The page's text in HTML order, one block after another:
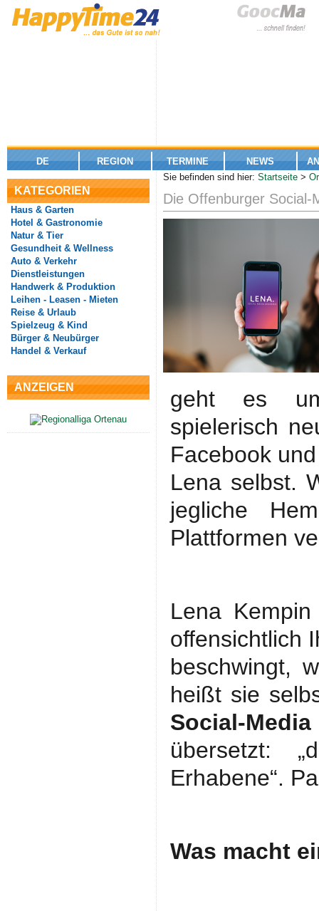
DE REGION TERMINE NEWS
KATEGORIEN
Haus & Garten
Hotel & Gastronomie
Natur & Tier
Gesundheit & Wellness
Auto & Verkehr
Dienstleistungen
Handwerk & Produktion
Leihen - Leasen - Mieten
Reise & Urlaub
Spielzeug & Kind
Bürger & Neubürger
Handel & Verkauf
ANZEIGEN
Sie befinden sind hier: Startseite >
Die Offenburger Social-
geht es
spielerisch
Facebook
Lena selbst.
jegliche
Plattformen
Lena
offensichtlich
beschwingt,
heißt sie
Social-
übersetzt:
Erhabene“.
Was macht